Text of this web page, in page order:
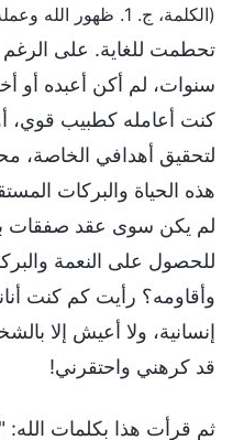
(الكلمة، ج. 1. ظهور الله وعمله. عمل الله وممارسة الإنسان)
تحطمت للغاية. على الرغم
سنوات، لم أكن أعبده أو
كنت أعامله كطبيب قوي،
لتحقيق أهدافي الخاصة،
هذه الحياة والبركات
لم يكن سوى عقد صفقات
للحصول على النعمة
وأقاومه؟ رأيت كم كنت
إنسانية، ولا أعيش إلا
قد كرهني واحتقرني!
ثم قرأت هذا بكلمات الله: "